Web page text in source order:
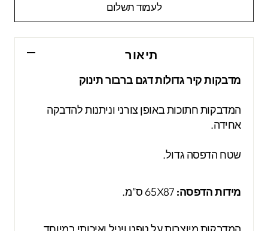
לעמוד תשלום
תיאור
מדבקות קיר גדולות דגם ברבור תינוק
המדבקות חתוכות באופן צורני וניתנות להדבקה
אחידה.
שטח הדפסה גדול.
מידות הדפסה:65X87 ס"מ.